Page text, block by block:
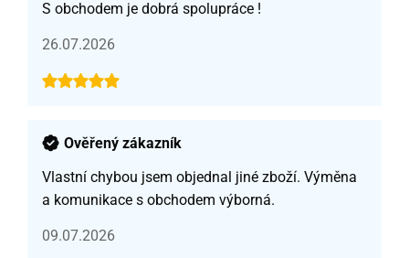
S obchodem je dobrá spolupráce !
26.07.2026
Ověřený zákazník
Vlastní chybou jsem objednal jiné zboží. Výměna
a komunikace s obchodem výborná.
09.07.2026